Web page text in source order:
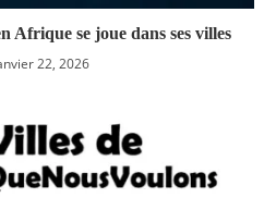
Afrique se joue dans ses villes
22, 2026